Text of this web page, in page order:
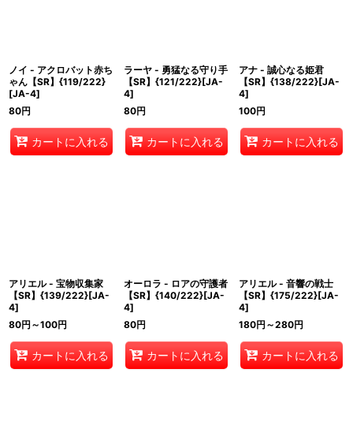
ノイ - アクロバット赤ち
ゃん【SR】{119/222}
[JA-4]
80円
カートに入れる
ラーヤ - 勇猛なる守り手
【SR】{121/222}[JA-
4]
80円
カートに入れる
アナ - 誠心なる姫君
【SR】{138/222}[JA-
4]
100円
カートに入れる
アリエル - 宝物収集家
【SR】{139/222}[JA-
4]
80円 ～100円
カートに入れる
オーロラ - ロアの守護者
【SR】{140/222}[JA-
4]
80円
カートに入れる
アリエル - 音響の戦士
【SR】{175/222}[JA-
4]
180円 ～280円
カートに入れる